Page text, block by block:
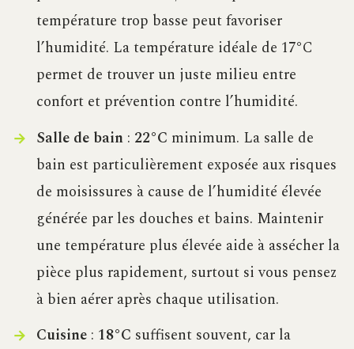
température trop basse peut favoriser
l’humidité. La température idéale de 17°C
permet de trouver un juste milieu entre
confort et prévention contre l’humidité.
Salle de bain: 22°C minimum. La salle de
bain est particulièrement exposée aux risques
de moisissures à cause de l’humidité élevée
générée par les douches et bains. Maintenir
une température plus élevée aide à assécher la
pièce plus rapidement, surtout si vous pensez
à bien aérer après chaque utilisation.
Cuisine: 18°C suffisent souvent, car la